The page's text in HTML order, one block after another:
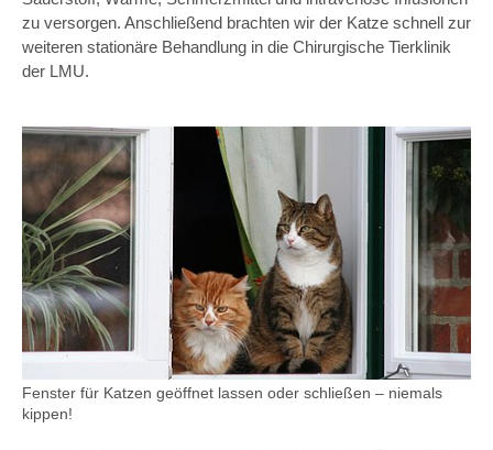
zu versorgen. Anschließend brachten wir der Katze schnell zur
weiteren stationäre Behandlung in die Chirurgische Tierklinik
der LMU.
Fenster für Katzen geöffnet lassen oder schließen – niemals
kippen!